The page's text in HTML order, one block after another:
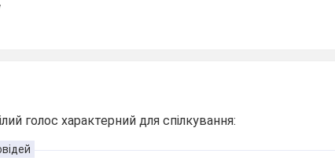
голос характерний для спілкування: